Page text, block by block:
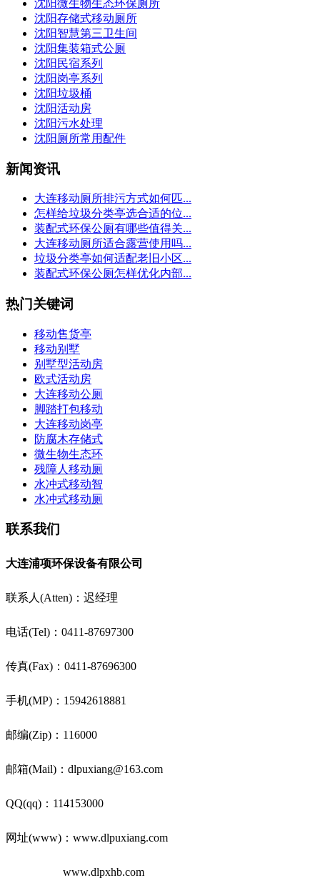
沈阳微生物生态环保厕所
沈阳存储式移动厕所
沈阳智慧第三卫生间
沈阳集装箱式公厕
沈阳民宿系列
沈阳岗亭系列
沈阳垃圾桶
沈阳活动房
沈阳污水处理
沈阳厕所常用配件
新闻资讯
大连移动厕所排污方式如何匹...
怎样给垃圾分类亭选合适的位...
装配式环保公厕有哪些值得关...
大连移动厕所适合露营使用吗...
垃圾分类亭如何适配老旧小区...
装配式环保公厕怎样优化内部...
热门关键词
移动售货亭
移动别墅
别墅型活动房
欧式活动房
大连移动公厕
脚踏打包移动
大连移动岗亭
防腐木存储式
微生物生态环
残障人移动厕
水冲式移动智
水冲式移动厕
联系我们
大连浦项环保设备有限公司
联系人(Atten)：迟经理
电话(Tel)：0411-87697300
传真(Fax)：0411-87696300
手机(MP)：15942618881
邮编(Zip)：116000
邮箱(Mail)：dlpuxiang@163.com
QQ(qq)：114153000
网址(www)：www.dlpuxiang.com
www.dlpxhb.com